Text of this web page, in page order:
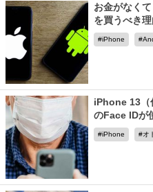
お金がなく
を買うべき
iPhone
iPhone 13（
のFace IDが
iPhone オ